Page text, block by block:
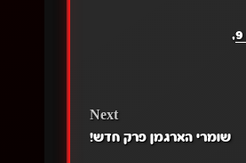
,
Next
שומרי הארגמן פרק חדש!